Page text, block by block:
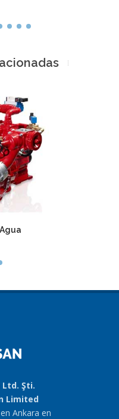
Şti.
Limited
Ankara en